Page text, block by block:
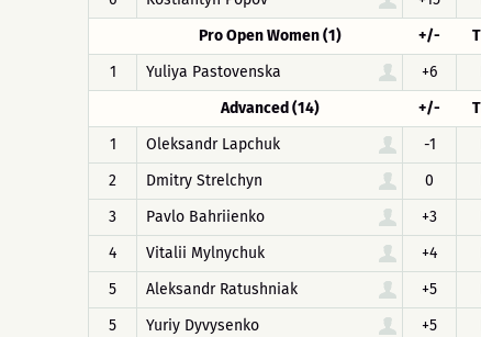
Pro Open Women (1)
+/-
1
Yuliya Pastovenska +6
Advanced (14)
+/-
1
Oleksandr Lapchuk -1
2
Dmitry Strelchyn 0
3
Pavlo Bahriienko +3
4
Vitalii Mylnychuk +4
5
Aleksandr Ratushniak +5
5
Yuriy Dyvysenko +5